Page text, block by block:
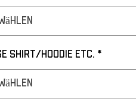
Shirt/Hoodie etc. *